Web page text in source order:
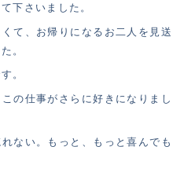
下さいました。
て、お帰りになるお二人を見送
。
。
の仕事がさらに好きになりまし
ない。もっと、もっと喜んでも